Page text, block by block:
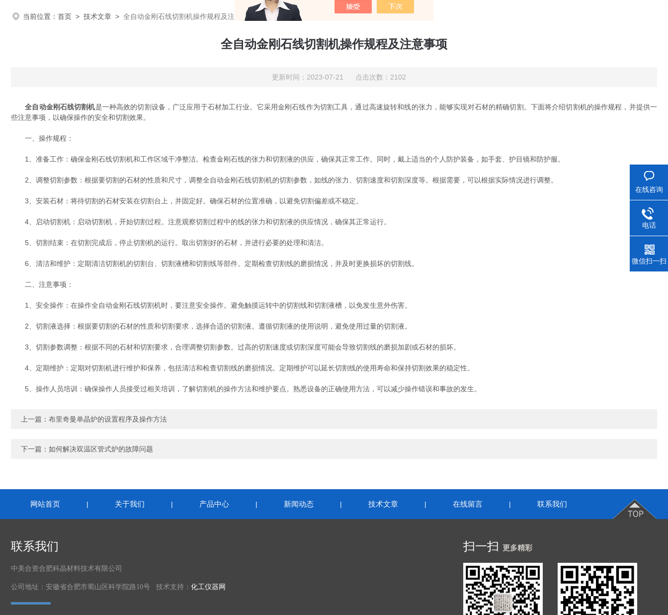
当前位置： 首页 > 技术文章 > 全自动金刚石线切割机操作规程及注意事项
全自动金刚石线切割机操作规程及注意事项
更新时间：2023-07-21 点击次数：2102
全自动金刚石线切割机是一种高效的切割设备，广泛应用于石材加工行业。它采用金刚石线作为切割工具，通过高速旋转和线的张力，能够实现对石材的精确切割。下面将介绍切割机的操作规程，并提供一
些注意事项，以确保操作的安全和切割效果。
一、操作规程：
1、准备工作：确保金刚石线切割机和工作区域干净整洁。检查金刚石线的张力和切割液的供应，确保其正常工作。同时，戴上适当的个人防护装备，如手套、护目镜和防护服。
2、调整切割参数：根据要切割的石材的性质和尺寸，调整全自动金刚石线切割机的切割参数，如线的张力、切割速度和切割深度等。根据需要，可以根据实际情况进行调整。
3、安装石材：将待切割的石材安装在切割台上，并固定好。确保石材的位置准确，以避免切割偏差或不稳定。
4、启动切割机：启动切割机，开始切割过程。注意观察切割过程中的线的张力和切割液的供应情况，确保其正常运行。
5、切割结束：在切割完成后，停止切割机的运行。取出切割好的石材，并进行必要的处理和清洁。
6、清洁和维护：定期清洁切割机的切割台、切割液槽和切割线等部件。定期检查切割线的磨损情况，并及时更换损坏的切割线。
二、注意事项：
1、安全操作：在操作全自动金刚石线切割机时，要注意安全操作。避免触摸运转中的切割线和切割液槽，以免发生意外伤害。
2、切割液选择：根据要切割的石材的性质和切割要求，选择合适的切割液。遵循切割液的使用说明，避免使用过量的切割液。
3、切割参数调整：根据不同的石材和切割要求，合理调整切割参数。过高的切割速度或切割深度可能会导致切割线的磨损加剧或石材的损坏。
4、定期维护：定期对切割机进行维护和保养，包括清洁和检查切割线的磨损情况。定期维护可以延长切割线的使用寿命和保持切割效果的稳定性。
5、操作人员培训：确保操作人员接受过相关培训，了解切割机的操作方法和维护要点。熟悉设备的正确使用方法，可以减少操作错误和事故的发生。
上一篇： 布里奇曼单晶炉的设置程序及操作方法
下一篇： 如何解决双温区管式炉的故障问题
网站首页 | 关于我们 | 产品中心 | 新闻动态 | 技术文章 | 在线留言 | 联系我们
联系我们
中美合资合肥科晶材料技术有限公司
公司地址：安徽省合肥市蜀山区科学院路10号 技术支持： 化工仪器网
扫一扫 更多精彩
在线咨询
电话
微信扫一扫